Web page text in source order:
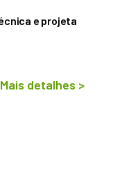
e projeta
Mais detalhes >